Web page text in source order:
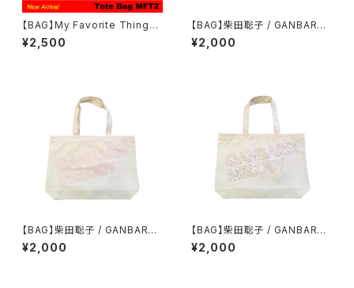
【BAG】My Favorite Things
トートバッグ (ナチュラル)
¥2,500
【BAG】柴田聡子 / GANBARE!
MELODY トートバッグ(サックス
プリント)
¥2,000
【BAG】柴田聡子 / GANBARE!
MELODY トートバッグ(マゼン
タプリント)
¥2,000
【BAG】柴田聡子 / GANBARE!
MELODY トートバッグ(バイオ
レットプリント)
¥2,000